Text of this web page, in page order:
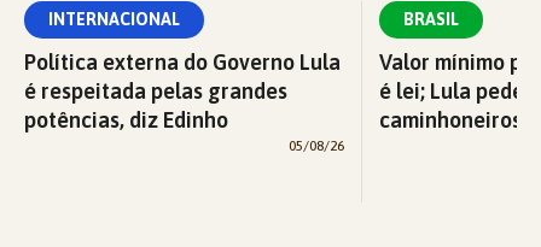
INTERNACIONAL
Política externa do Governo Lula
é respeitada pelas grandes
potências, diz Edinho
05/08/26
BRASIL
Valor mínimo
é lei; Lula pede
caminhoneiros